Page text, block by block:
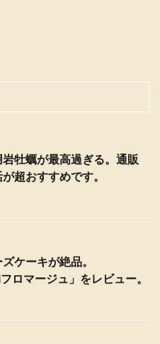
牡蠣が最高過ぎる。通販
超おすすめです。
ケーキが絶品。
ロマージュ」をレビュー。